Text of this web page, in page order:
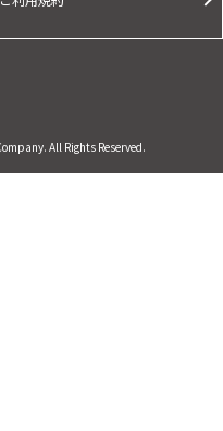
All Rights Reserved.